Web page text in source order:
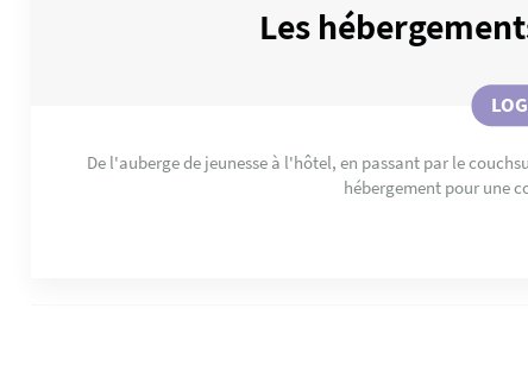
Les
De l'auberge de jeunesse à l'hôtel, en passant par le
hébergement pour une